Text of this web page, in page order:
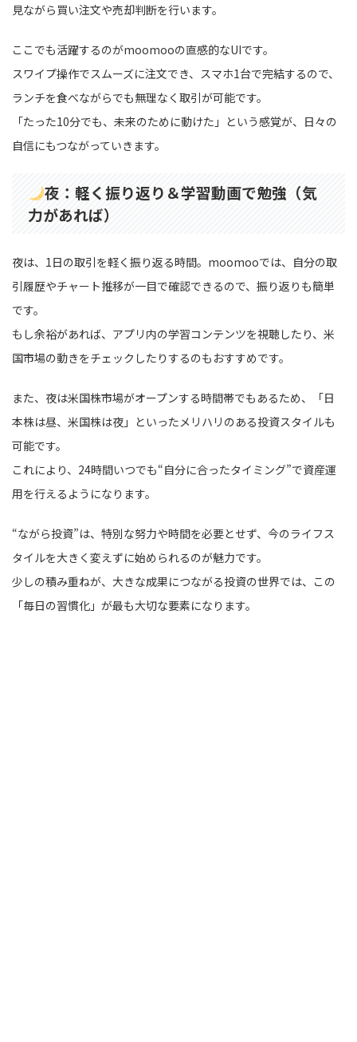
見ながら買い注文や売却判断を行います。
ここでも活躍するのがmoomooの直感的なUIです。
スワイプ操作でスムーズに注文でき、スマホ1台で完結するので、
ランチを食べながらでも無理なく取引が可能です。
「たった10分でも、未来のために動けた」という感覚が、日々の
自信にもつながっていきます。
夜：軽く振り返り＆学習動画で勉強（気
力があれば）
夜は、1日の取引を軽く振り返る時間。moomooでは、自分の取
引履歴やチャート推移が一目で確認できるので、振り返りも簡単
です。
もし余裕があれば、アプリ内の学習コンテンツを視聴したり、米
国市場の動きをチェックしたりするのもおすすめです。
また、夜は米国株市場がオープンする時間帯でもあるため、「日
本株は昼、米国株は夜」といったメリハリのある投資スタイルも
可能です。
これにより、24時間いつでも“自分に合ったタイミング”で資産運
用を行えるようになります。
“ながら投資”は、特別な努力や時間を必要とせず、今のライフス
タイルを大きく変えずに始められるのが魅力です。
少しの積み重ねが、大きな成果につながる投資の世界では、この
「毎日の習慣化」が最も大切な要素になります。